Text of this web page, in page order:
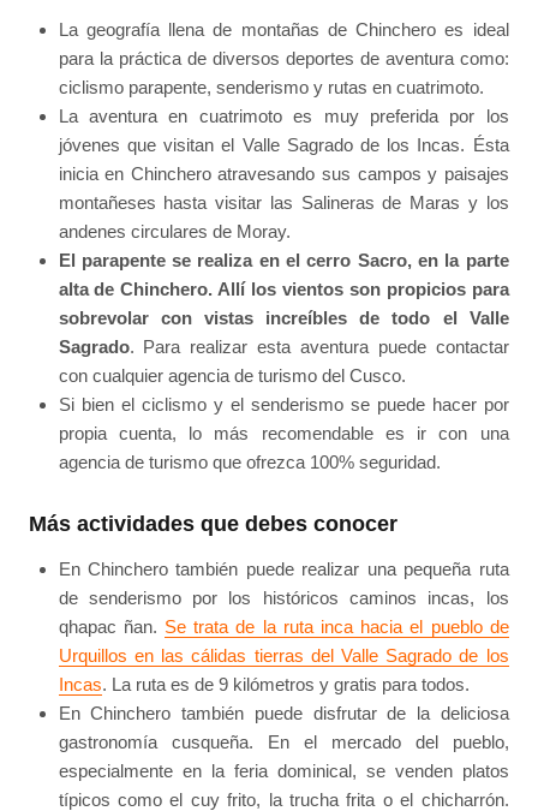
La geografía llena de montañas de Chinchero es ideal
para la práctica de diversos deportes de aventura como:
ciclismo parapente, senderismo y rutas en cuatrimoto.
La aventura en cuatrimoto es muy preferida por los
jóvenes que visitan el Valle Sagrado de los Incas. Ésta
inicia en Chinchero atravesando sus campos y paisajes
montañeses hasta visitar las Salineras de Maras y los
andenes circulares de Moray.
El parapente se realiza en el cerro Sacro, en la parte
alta de Chinchero. Allí los vientos son propicios para
sobrevolar con vistas increíbles de todo el Valle
Sagrado. Para realizar esta aventura puede contactar
con cualquier agencia de turismo del Cusco.
Si bien el ciclismo y el senderismo se puede hacer por
propia cuenta, lo más recomendable es ir con una
agencia de turismo que ofrezca 100% seguridad.
Más actividades que debes conocer
En Chinchero también puede realizar una pequeña ruta
de senderismo por los históricos caminos incas, los
qhapac ñan. Se trata de la ruta inca hacia el pueblo de
Urquillos en las cálidas tierras del Valle Sagrado de los
Incas. La ruta es de 9 kilómetros y gratis para todos.
En Chinchero también puede disfrutar de la deliciosa
gastronomía cusqueña. En el mercado del pueblo,
especialmente en la feria dominical, se venden platos
típicos como el cuy frito, la trucha frita o el chicharrón.